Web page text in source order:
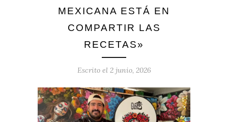
MEXICANA ESTÁ EN
COMPARTIR LAS
RECETAS»
Escrito el 2 junio, 2026